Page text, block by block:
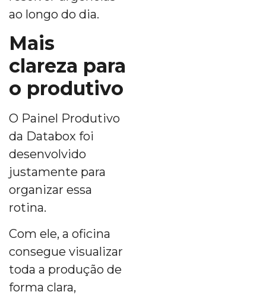
ao longo do dia.
Mais
clareza para
o produtivo
O Painel Produtivo
da Databox foi
desenvolvido
justamente para
organizar essa
rotina.
Com ele, a oficina
consegue visualizar
toda a produção de
forma clara,